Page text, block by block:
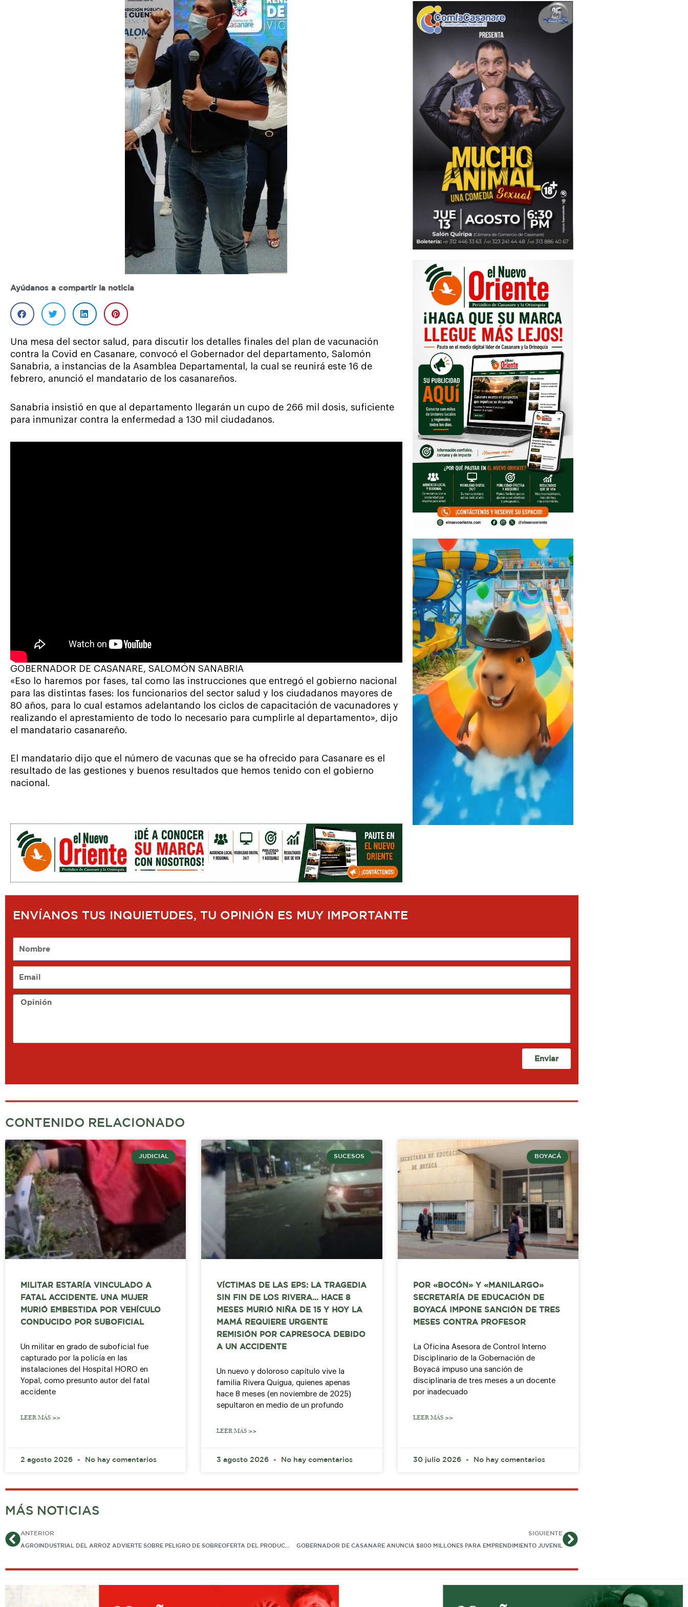
Ayúdanos a compartir la noticia
Una mesa del sector salud, para discutir los detalles finales del plan de vacunación
contra la Covid en Casanare, convocó el Gobernador del departamento, Salomón
Sanabria, a instancias de la Asamblea Departamental, la cual se reunirá este 16 de
febrero, anunció el mandatario de los casanareños.
Sanabria insistió en que al departamento llegarán un cupo de 266 mil dosis, suficiente
para inmunizar contra la enfermedad a 130 mil ciudadanos.
GOBERNADOR DE CASANARE, SALOMÓN SANABRIA
«Eso lo haremos por fases, tal como las instrucciones que entregó el gobierno nacional
para las distintas fases: los funcionarios del sector salud y los ciudadanos mayores de
80 años, para lo cual estamos adelantando los ciclos de capacitación de vacunadores y
realizando el aprestamiento de todo lo necesario para cumplirle al departamento», dijo
el mandatario casanareño.
El mandatario dijo que el número de vacunas que se ha ofrecido para Casanare es el
resultado de las gestiones y buenos resultados que hemos tenido con el gobierno
nacional.
ENVÍANOS TUS INQUIETUDES, TU OPINIÓN ES MUY IMPORTANTE
Opinión
Enviar
CONTENIDO RELACIONADO
JUDICIAL
MILITAR ESTARÍA VINCULADO A
FATAL ACCIDENTE. UNA MUJER
MURIÓ EMBESTIDA POR VEHÍCULO
CONDUCIDO POR SUBOFICIAL
Un militar en grado de suboficial fue
capturado por la policía en las
instalaciones del Hospital HORO en
Yopal, como presunto autor del fatal
accidente
LEER MÁS >>
2 agosto 2026 No hay comentarios
SUCESOS
VÍCTIMAS DE LAS EPS: LA TRAGEDIA
SIN FIN DE LOS RIVERA… HACE 8
MESES MURIÓ NIÑA DE 15 Y HOY LA
MAMÁ REQUIERE URGENTE
REMISIÓN POR CAPRESOCA DEBIDO
A UN ACCIDENTE
Un nuevo y doloroso capítulo vive la
familia Rivera Quigua, quienes apenas
hace 8 meses (en noviembre de 2025)
sepultaron en medio de un profundo
LEER MÁS >>
3 agosto 2026 No hay comentarios
BOYACÁ
POR «BOCÓN» Y «MANILARGO»
SECRETARÍA DE EDUCACIÓN DE
BOYACÁ IMPONE SANCIÓN DE TRES
MESES CONTRA PROFESOR
La Oficina Asesora de Control Interno
Disciplinario de la Gobernación de
Boyacá impuso una sanción de
disciplinaria de tres meses a un docente
por inadecuado
LEER MÁS >>
30 julio 2026 No hay comentarios
MÁS NOTICIAS
AntANTERIOR
AGROINDUSTRIAL DEL ARROZ ADVIERTE SOBRE PELIGRO DE SOBREOFERTA DEL PRODUCTO EN 2021
SIGUIENTE
GOBERNADOR DE CASANARE ANUNCIA $800 MILLONES PARA EMPRENDIMIENTO JUVENIL
Siguiente